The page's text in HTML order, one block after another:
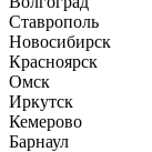
Ставрополь
Новосибирск
Красноярск
Омск
Иркутск
Кемерово
Барнаул